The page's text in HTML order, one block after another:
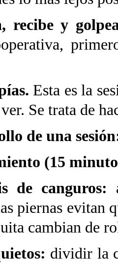
recibe y
Esta es la
Se trata de
de una
(15
de canguros:
piernas evitan
cambian de
dividir la